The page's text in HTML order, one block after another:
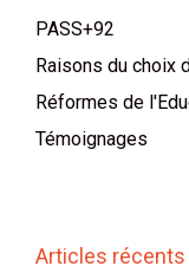
PASS+92
Raisons du choix
Réformes de
Témoignages
Articles récents